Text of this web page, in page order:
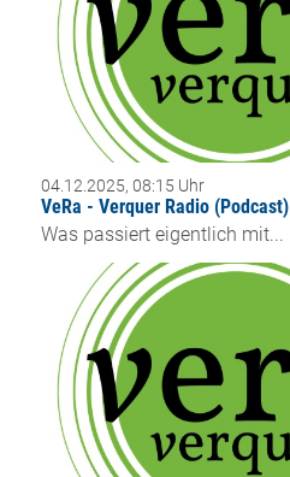
04.12.2025, 08:15 Uhr
VeRa - Verquer Radio (Podcast)
Was passiert eigentlich mit...